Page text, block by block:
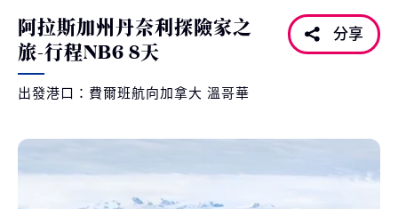
阿拉斯加州丹奈利探險家之
旅-行程NB6 8天
出發港口：費爾班航向加拿大 溫哥華
分享